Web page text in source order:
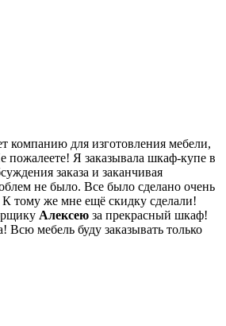
компанию для изготовления мебели,
Я заказывала шкаф-купе в
заказа и заканчивая
не было. Все было сделано очень
К тому же мне ещё скидку сделали!
Алексею за прекрасный шкаф!
Всю мебель буду заказывать только